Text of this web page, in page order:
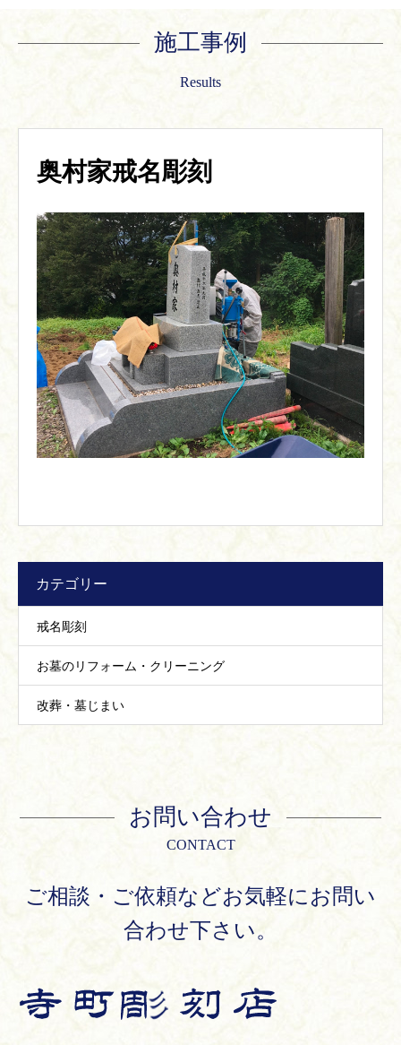
施工事例
Results
奥村家戒名彫刻
カテゴリー
戒名彫刻
お墓のリフォーム・クリーニング
改葬・墓じまい
お問い合わせ
CONTACT
ご相談・ご依頼などお気軽にお問い
合わせ下さい。